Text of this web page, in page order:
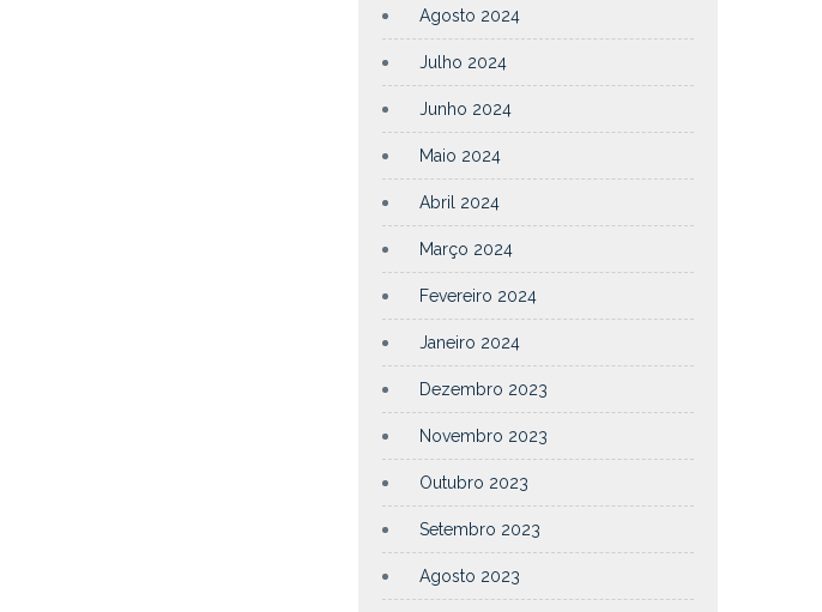
Agosto 2024
Julho 2024
Junho 2024
Maio 2024
Abril 2024
Março 2024
Fevereiro 2024
Janeiro 2024
Dezembro 2023
Novembro 2023
Outubro 2023
Setembro 2023
Agosto 2023